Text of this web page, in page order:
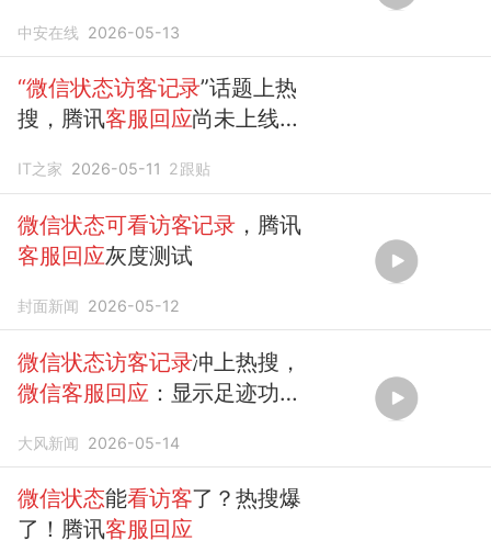
中安在线 2026-05-13
“微信状态访客记录”话题上热
搜，腾讯客服回应尚未上线该
IT之家 2026-05-11 2跟贴
微信状态可看访客记录 ，腾讯
客服回应灰度测试
封面新闻 2026-05-12
微信状态访客记录冲上热搜，
微信客服回应 ：显示足迹功能
大风新闻 2026-05-14
微信状态能看访客了？热搜爆
了！腾讯客服回应